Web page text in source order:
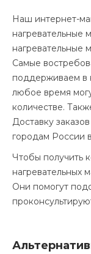
Наш интернет-
нагревательные
нагревательные
Самые
поддерживаем в
любое время
количестве.
Доставку
городам России
Чтобы получить
нагревательных
Они помогут